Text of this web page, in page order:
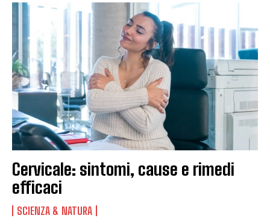
Cervicale: sintomi, cause e rimedi
efficaci
SCIENZA & NATURA